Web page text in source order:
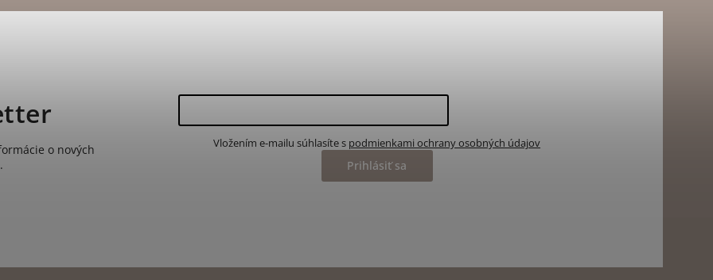
o nových
Vložením e-mailu súhlasíte s podmienkami ochrany osobných údajov
Prihlásiť sa